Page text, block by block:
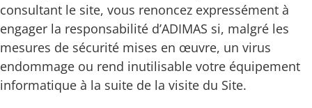
consultant le site, vous renoncez expressément à
engager la responsabilité d’ADIMAS si, malgré les
mesures de sécurité mises en œuvre, un virus
endommage ou rend inutilisable votre équipement
informatique à la suite de la visite du Site.